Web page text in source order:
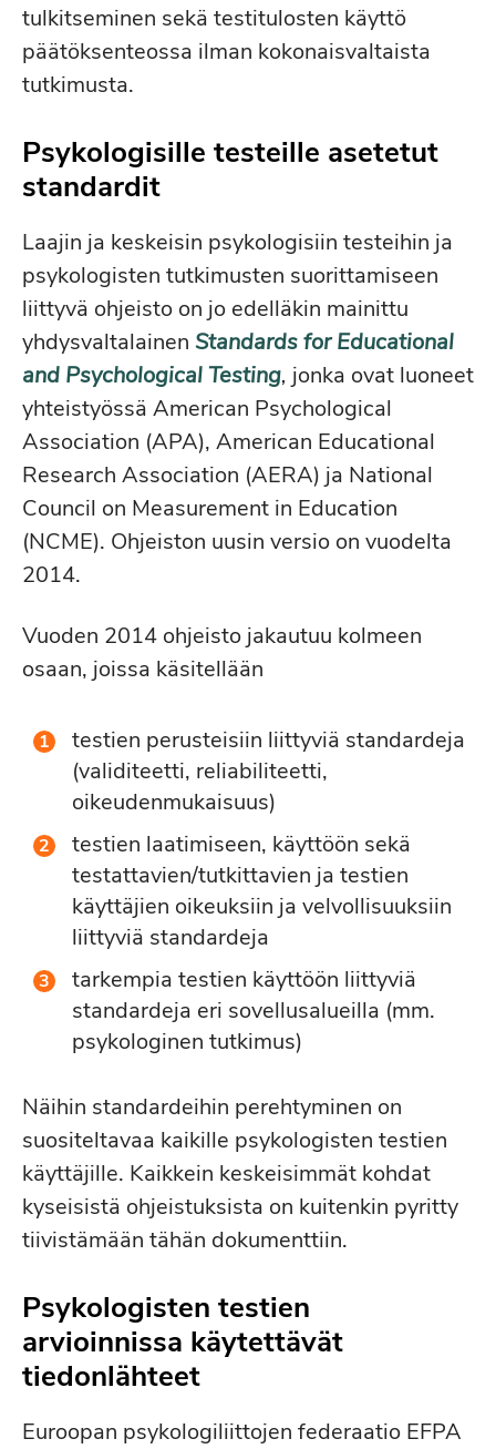
tulkitseminen sekä testitulosten käyttö
päätöksenteossa ilman kokonaisvaltaista
tutkimusta.
Psykologisille testeille asetetut
standardit
Laajin ja keskeisin psykologisiin testeihin ja
psykologisten tutkimusten suorittamiseen
liittyvä ohjeisto on jo edelläkin mainittu
yhdysvaltalainen Standards for Educational
and Psychological Testing, jonka ovat luoneet
yhteistyössä American Psychological
Association (APA), American Educational
Research Association (AERA) ja National
Council on Measurement in Education
(NCME). Ohjeiston uusin versio on vuodelta
2014.
Vuoden 2014 ohjeisto jakautuu kolmeen
osaan, joissa käsitellään
testien perusteisiin liittyviä standardeja
(validiteetti, reliabiliteetti,
oikeudenmukaisuus)
testien laatimiseen, käyttöön sekä
testattavien/tutkittavien ja testien
käyttäjien oikeuksiin ja velvollisuuksiin
liittyviä standardeja
tarkempia testien käyttöön liittyviä
standardeja eri sovellusalueilla (mm.
psykologinen tutkimus)
Näihin standardeihin perehtyminen on
suositeltavaa kaikille psykologisten testien
käyttäjille. Kaikkein keskeisimmät kohdat
kyseisistä ohjeistuksista on kuitenkin pyritty
tiivistämään tähän dokumenttiin.
Psykologisten testien
arvioinnissa käytettävät
tiedonlähteet
Euroopan psykologiliittojen federaatio EFPA